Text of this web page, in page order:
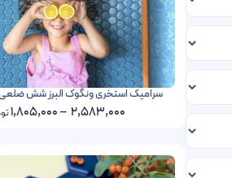
سرامیک استخری ونگوک البرز شش ضلعی
2,583,000
–
1,805,000